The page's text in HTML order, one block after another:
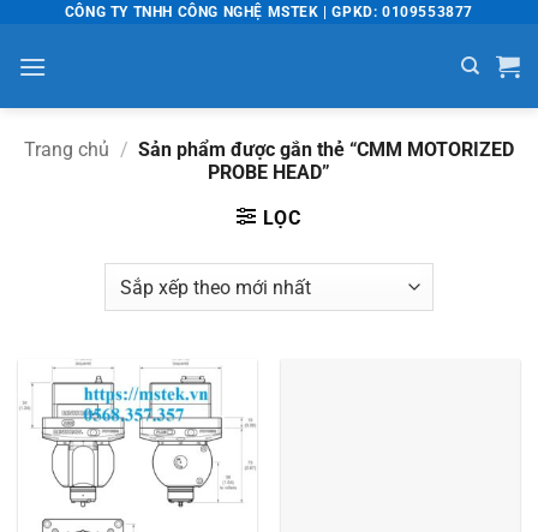
nội
dung
CÔNG TY TNHH CÔNG NGHỆ MSTEK | GPKD: 0109553877
Trang chủ / Sản phẩm được gắn thẻ “CMM MOTORIZED
PROBE HEAD”
LỌC